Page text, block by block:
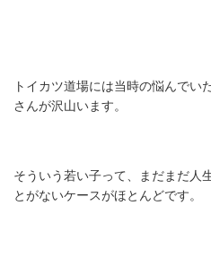
トイカツ道場には当時の悩んでい
さんが沢山います。
そういう若い子って、まだまだ人
とがないケースがほとんどです。